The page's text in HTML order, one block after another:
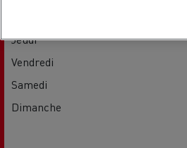
Jeudi
Vendredi
Samedi
Dimanche